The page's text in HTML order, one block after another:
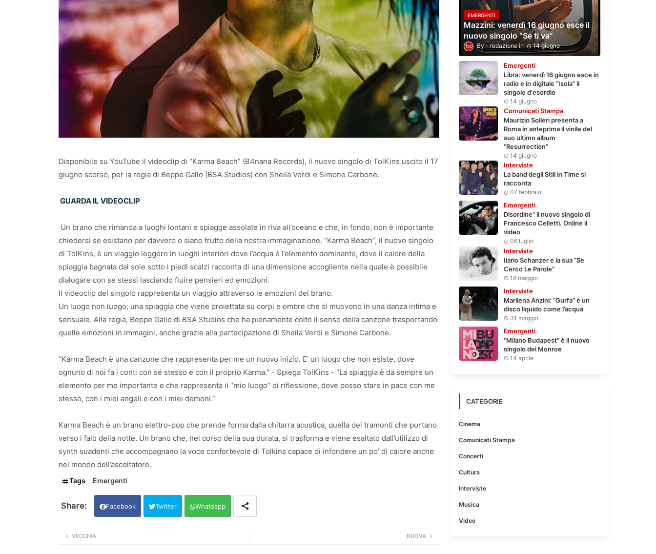
Disponibile su YouTube il videoclip di “Karma Beach” (B4nana Records), il nuovo singolo di TolKins uscito il 17
giugno scorso, per la regia di Beppe Gallo (BSA Studios) con Sheila Verdi e Simone Carbone.
GUARDA IL VIDEOCLIP
Un brano che rimanda a luoghi lontani e spiagge assolate in riva all’oceano e che, in fondo, non è importante
chiedersi se esistano per davvero o siano frutto della nostra immaginazione. “Karma Beach”, il nuovo singolo
di TolKins, è un viaggio leggero in luoghi interiori dove l’acqua è l’elemento dominante, dove il calore della
spiaggia bagnata dal sole sotto i piedi scalzi racconta di una dimensione accogliente nella quale è possibile
dialogare con se stessi lasciando fluire pensieri ed emozioni.
Il videoclip del singolo rappresenta un viaggio attraverso le emozioni del brano.
Un luogo non luogo, una spiaggia che viene proiettata su corpi e ombre che si muovono in una danza intima e
sensuale. Alla regia, Beppe Gallo di BSA Studios che ha pienamente colto il senso della canzone trasportando
quelle emozioni in immagini, anche grazie alla partecipazione di Sheila Verdi e Simone Carbone.
“Karma Beach è una canzone che rappresenta per me un nuovo inizio. E’ un luogo che non esiste, dove
ognuno di noi fa i conti con sé stesso e con il proprio Karma.” - Spiega TolKins - “La spiaggia è da sempre un
elemento per me importante e che rappresenta il “mio luogo” di riflessione, dove posso stare in pace con me
stesso, con i miei angeli e con i miei demoni.”
Karma Beach è un brano elettro-pop che prende forma dalla chitarra acustica, quella dei tramonti che portano
verso i falò della notte. Un brano che, nel corso della sua durata, si trasforma e viene esaltato dall’utilizzo di
synth suadenti che accompagnano la voce confortevole di Tolkins capace di infondere un po’ di calore anche
nel mondo dell’ascoltatore.
Tags Emergenti
Facebook Twitter Whatsapp
NUOVA
VECCHIA
EMERGENTI
Mazzini: venerdì 16 giugno esce il
nuovo singolo “Se ti va”
redazione 14 giugno
Emergenti
Libra: venerdì 16 giugno esce in
radio e in digitale “Isola” il
singolo d'esordio
14 giugno
Comunicati Stampa
Maurizio Solieri presenta a
Roma in anteprima il vinile del
suo ultimo album
“Resurrection”
14 giugno
Interviste
La band degli Still in Time si
racconta
07 febbraio
Emergenti
Disordine” il nuovo singolo di
Francesco Celletti. Online il
video
06 luglio
Interviste
Ilario Schanzer e la sua “Se
Cerco Le Parole”
18 maggio
Interviste
Marilena Anzini: “Gurfa” è un
disco liquido come l’acqua
31 maggio
Emergenti
“Milano Budapest” è il nuovo
singolo dei Monroe
14 aprile
CATEGORIE
Cinema
Comunicati Stampa
Concerti
Cultura
Interviste
Musica
Video